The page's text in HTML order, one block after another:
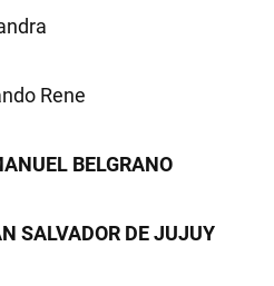
Rene
BELGRANO
SALVADOR DE JUJUY